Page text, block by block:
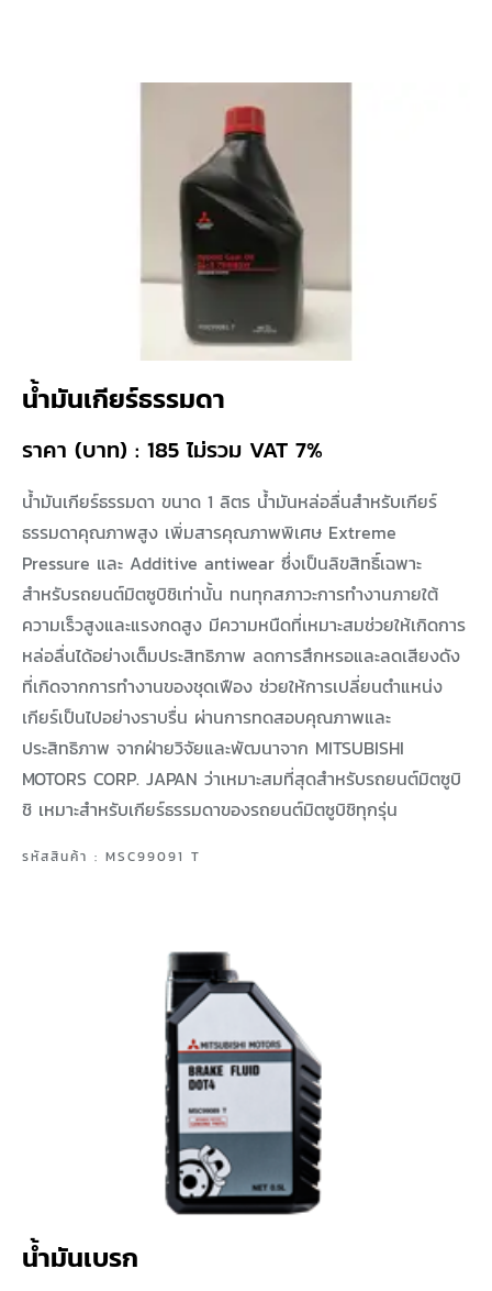
น้ำมันเกียร์ธรรมดา
ราคา (บาท) : 185 ไม่รวม VAT 7%
น้ำมันเกียร์ธรรมดา ขนาด 1 ลิตร น้ำมันหล่อลื่นสำหรับเกียร์
ธรรมดาคุณภาพสูง เพิ่มสารคุณภาพพิเศษ Extreme
Pressure และ Additive antiwear ซึ่งเป็นลิขสิทธิ์เฉพาะ
สำหรับรถยนต์มิตซูบิชิเท่านั้น ทนทุกสภาวะการทำงานภายใต้
ความเร็วสูงและแรงกดสูง มีความหนืดที่เหมาะสมช่วยให้เกิดการ
หล่อลื่นได้อย่างเต็มประสิทธิภาพ ลดการสึกหรอและลดเสียงดัง
ที่เกิดจากการทำงานของชุดเฟือง ช่วยให้การเปลี่ยนตำแหน่ง
เกียร์เป็นไปอย่างราบรื่น ผ่านการทดสอบคุณภาพและ
ประสิทธิภาพ จากฝ่ายวิจัยและพัฒนาจาก MITSUBISHI
MOTORS CORP. JAPAN ว่าเหมาะสมที่สุดสำหรับรถยนต์มิตซูบิ
ชิ เหมาะสำหรับเกียร์ธรรมดาของรถยนต์มิตซูบิชิทุกรุ่น
รหัสสินค้า : MSC99091 T
น้ำมันเบรก